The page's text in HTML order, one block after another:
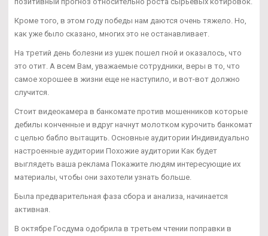
Кроме того, в этом году победы нам даются очень тяжело. Но,
как уже было сказано, многих это не останавливает.
На третий день болезни из ушек пошел гной и оказалось, что
это отит. А всем Вам, уважаемые сотрудники, веры в то, что
самое хорошее в жизни еще не наступило, и вот-вот должно
случится.
Стоит видеокамера в банкомате против мошенников которые
дебилы конченные и вдруг начнут молотком курочить банкомат
с целью бабло вытащить. Основные аудитории Индивидуально
настроенные аудитории Похожие аудитории Как будет
выглядеть ваша реклама Покажите людям интересующие их
материалы, чтобы они захотели узнать больше.
Была предварительная фаза сбора и анализа, начинается
активная.
В октябре Госдума одобрила в третьем чтении поправки в